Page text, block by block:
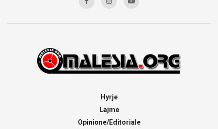
Hyrje
Lajme
Opinione/Editoriale